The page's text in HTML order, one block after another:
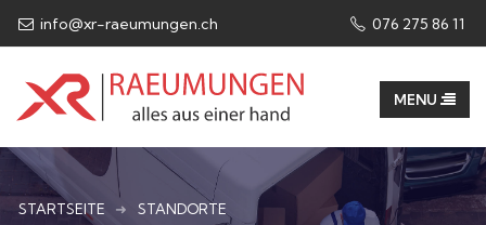
info@xr-raeumungen.ch 076 275 86 11​
STARTSEITE
STANDORTE